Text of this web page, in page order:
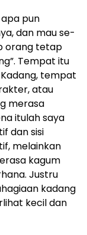
pun
dan mau se-
orang tetap
Tempat itu
tempat
atau
merasa
itulah saya
dan sisi
melainkan
kagum
Justru
kadang
kecil dan